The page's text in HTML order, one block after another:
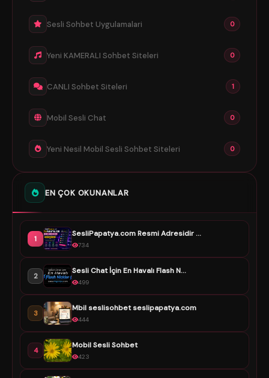
Sesli Sohbet Uygulamalari 0
Yeni KAMERALI Sohbet Siteleri 0
CANLI Sohbet Siteleri 1
Mobil Sesli Chat 0
Yeni Nesil Mobil Sesli Sohbet Siteleri 0
EN ÇOK OKUNANLAR
1
SesliPapatya.com Resmi Adresidir ...
734
2
Sesli Chat İçin En Havalı Flash N...
499
3
Mbil seslisohbet seslipapatya.com
444
4
Mobil Sesli Sohbet
423